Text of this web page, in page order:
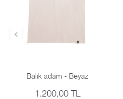
Balık adam - Beyaz
1.200,00 TL